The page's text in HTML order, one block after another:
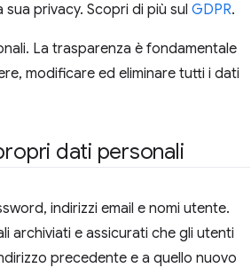
privacy. Scopri di più sul GDPR.
La trasparenza è fondamentale
modificare ed eliminare tutti i dati
dati personali
indirizzi email e nomi utente.
archiviati e assicurati che gli utenti
precedente e a quello nuovo